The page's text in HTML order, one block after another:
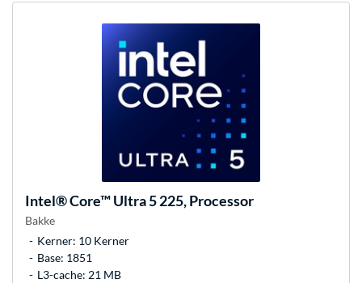
Intel®Core™ Ultra 5 225, Processor
Bakke
Kerner: 10 Kerner
Base: 1851
L3-cache: 21 MB